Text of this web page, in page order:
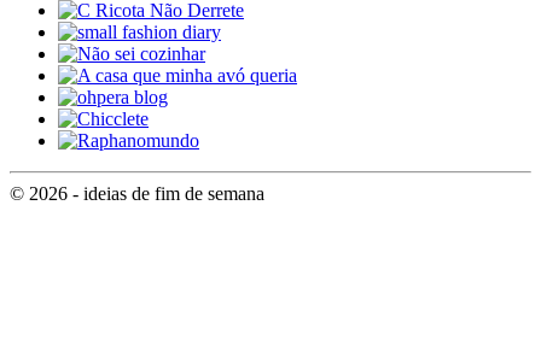
© 2026 - ideias de fim de semana